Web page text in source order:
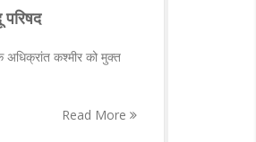
अधिक्रांत कश्मीर को मुक्त
Read More